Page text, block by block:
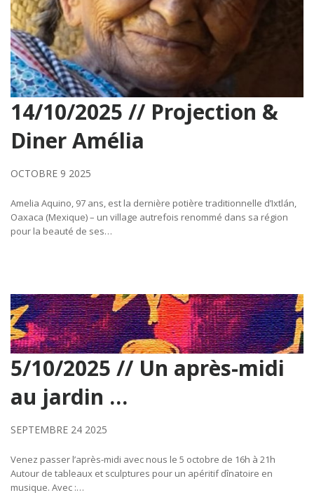
14/10/2025 // Projection &
Diner Amélia
OCTOBRE 9 2025
Amelia Aquino, 97 ans, est la dernière potière traditionnelle d’Ixtlán,
Oaxaca (Mexique) – un village autrefois renommé dans sa région
pour la beauté de ses…
5/10/2025 // Un après-midi
au jardin …
SEPTEMBRE 24 2025
Venez passer l’après-midi avec nous le 5 octobre de 16h à 21h
Autour de tableaux et sculptures pour un apéritif dînatoire en
musique. Avec :…